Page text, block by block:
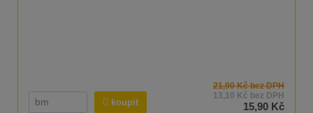
koupit
21,90 Kč bez DPH
13,10 Kč bez DPH
15,90 Kč